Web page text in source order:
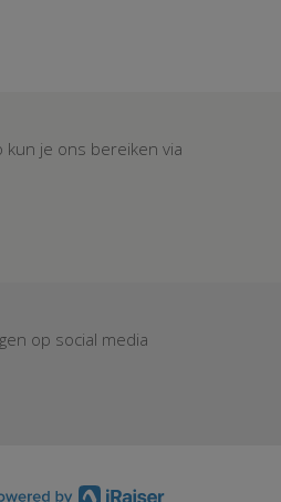
je ons bereiken via
op social media